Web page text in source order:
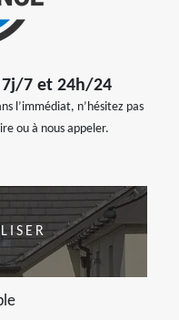
7j/7 et 24h/24
l’immédiat, n’hésitez pas
ou à nous appeler.